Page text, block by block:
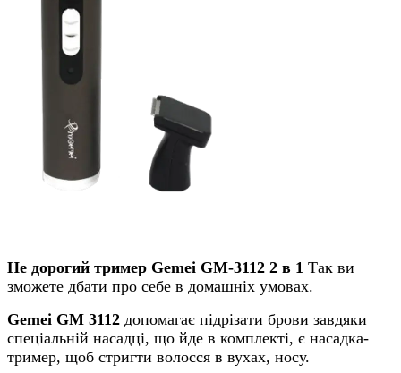
Не дорогий тример Gemei GM-3112 2 в 1 Так ви
зможете дбати про себе в домашніх умовах.
Gemei GM 3112 допомагає підрізати брови завдяки
спеціальній насадці, що йде в комплекті, є насадка-
тример, щоб стригти волосся в вухах, носу.